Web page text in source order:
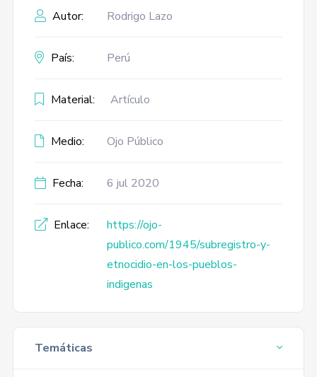
Autor: Rodrigo Lazo
País: Perú
Material: Artículo
Medio: Ojo Público
Fecha: 6 jul 2020
Enlace:
https://ojo-
publico.com/1945/subregistro-y-
etnocidio-en-los-pueblos-
indigenas
Temáticas